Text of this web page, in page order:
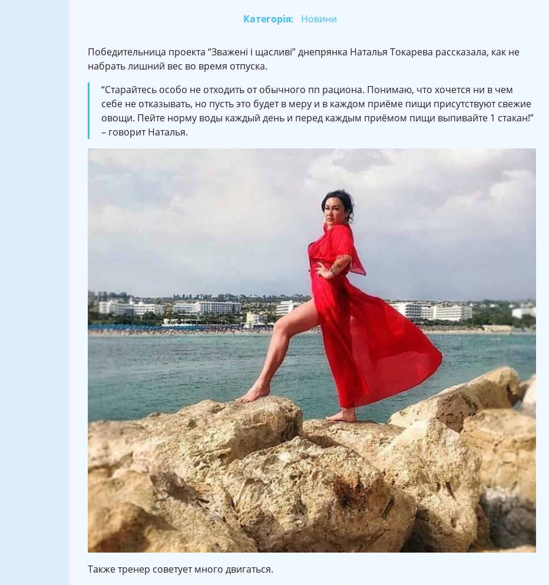
Категорія: Новини
Победительница проекта “Зважені і щасливі” днепрянка Наталья Токарева рассказала, как не
набрать лишний вес во время отпуска.
“Старайтесь особо не отходить от обычного пп рациона. Понимаю, что хочется ни в чем
себе не отказывать, но пусть это будет в меру и в каждом приёме пищи присутствуют свежие
овощи. Пейте норму воды каждый день и перед каждым приёмом пищи выпивайте 1 стакан!”
– говорит Наталья.
Также тренер советует много двигаться.